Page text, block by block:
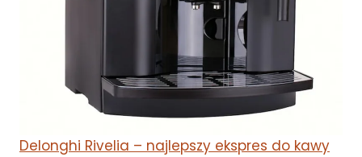
Delonghi Rivelia – najlepszy ekspres do kawy